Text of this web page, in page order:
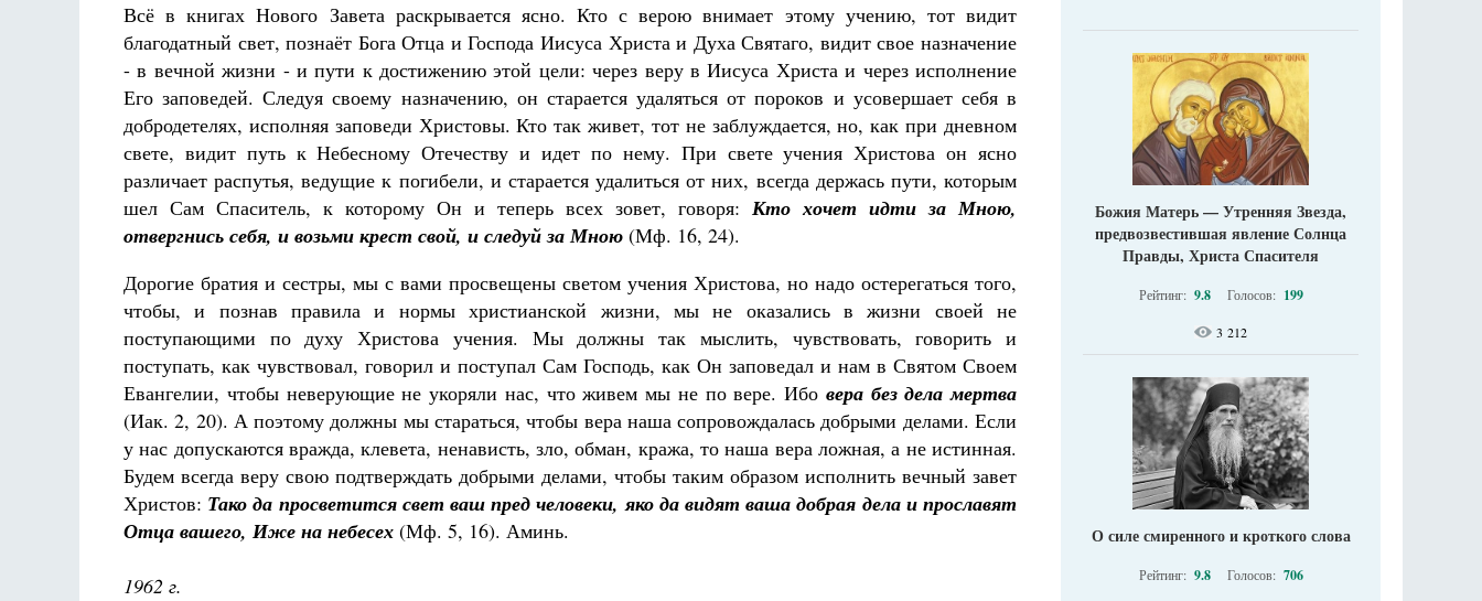
Всё в книгах Нового Завета раскрывается ясно. Кто с верою внимает этому учению, тот видит
благодатный свет, познаёт Бога Отца и Господа Иисуса Христа и Духа Святаго, видит свое назначение
- в вечной жизни - и пути к достижению этой цели: через веру в Иисуса Христа и через исполнение
Его заповедей. Следуя своему назначению, он старается удаляться от пороков и усовершает себя в
добродетелях, исполняя заповеди Христовы. Кто так живет, тот не заблуждается, но, как при дневном
свете, видит путь к Небесному Отечеству и идет по нему. При свете учения Христова он ясно
различает распутья, ведущие к погибели, и старается удалиться от них, всегда держась пути, которым
шел Сам Спаситель, к которому Он и теперь всех зовет, говоря: Кто хочет идти за Мною,
отвергнись себя, и возьми крест свой, и следуй за Мною (Мф. 16, 24).
Дорогие братия и сестры, мы с вами просвещены светом учения Христова, но надо остерегаться того,
чтобы, и познав правила и нормы христианской жизни, мы не оказались в жизни своей не
поступающими по духу Христова учения. Мы должны так мыслить, чувствовать, говорить и
поступать, как чувствовал, говорил и поступал Сам Господь, как Он заповедал и нам в Святом Своем
Евангелии, чтобы неверующие не укоряли нас, что живем мы не по вере. Ибо вера без дела мертва
(Иак. 2, 20). А поэтому должны мы стараться, чтобы вера наша сопровождалась добрыми делами. Если
у нас допускаются вражда, клевета, ненависть, зло, обман, кража, то наша вера ложная, а не истинная.
Будем всегда веру свою подтверждать добрыми делами, чтобы таким образом исполнить вечный завет
Христов: Тако да просветится свет ваш пред человеки, яко да видят ваша добрая дела и прославят
Отца вашего, Иже на небесех (Мф. 5, 16). Аминь.
1962 г.
Божия Матерь — Утренняя Звезда,
предвозвестившая явление Солнца
Правды, Христа Спасителя
Рейтинг: 9.8 Голосов: 199
3 212
О силе смиренного и кроткого слова
Рейтинг: 9.8 Голосов: 706